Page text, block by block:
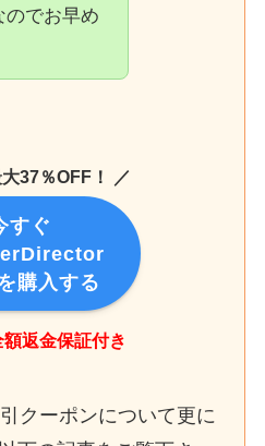
のでお早め
37％OFF！ ／
すぐ
購入する
返金保証付き
クーポンについて更に